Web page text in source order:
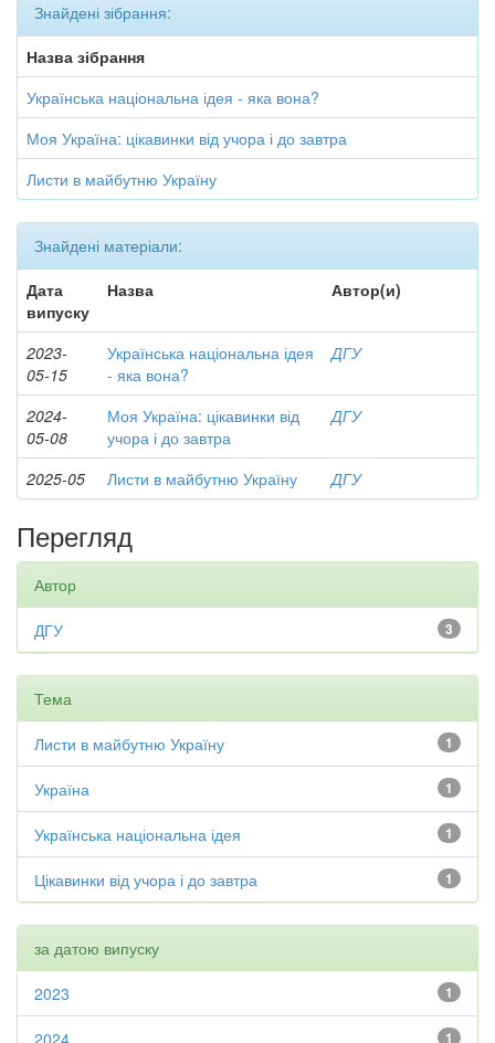
Знайдені зібрання:
Назва зібрання
Українська національна ідея - яка вона?
Моя Україна: цікавинки від учора і до завтра
Листи в майбутню Україну
Знайдені матеріали:
Дата
випуску
Назва Автор(и)
2023-
05-15
Українська національна ідея
- яка вона?
ДГУ
2024-
05-08
Моя Україна: цікавинки від
учора і до завтра
ДГУ
2025-05 Листи в майбутню Україну ДГУ
Перегляд
Автор
3
ДГУ
Тема
1
Листи в майбутню Україну
1
Україна
1
Українська національна ідея
1
Цікавинки від учора і до завтра
за датою випуску
1
2023
1
2024